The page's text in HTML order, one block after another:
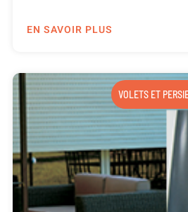
EN SAVOIR PLUS
VOLETS ET